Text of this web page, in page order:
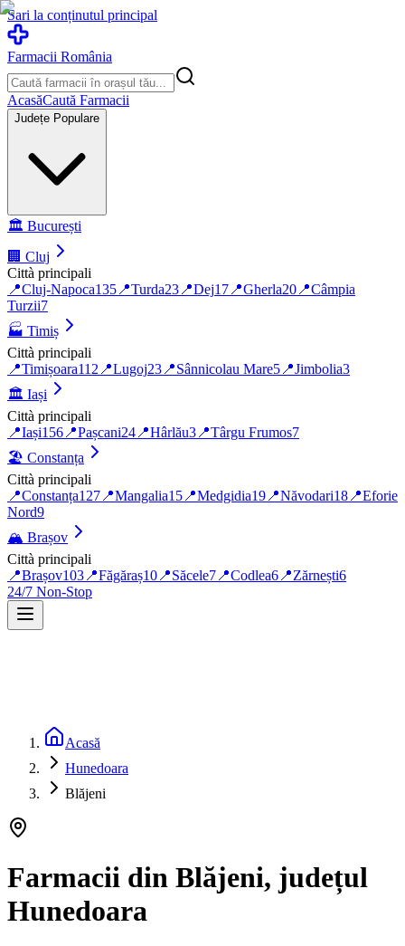
Sari la conținutul principal
Farmacii România
AcasăCaută Farmacii
Județe Populare
🏛️ București
🏢 Cluj
Città principali
📍Cluj-Napoca135 📍Turda23 📍Dej17 📍Gherla20 📍Câmpia
Turzii7
🏭 Timiș
Città principali
📍Timișoara112 📍Lugoj23 📍Sânnicolau Mare5 📍Jimbolia3
🏛️ Iași
Città principali
📍Iași156 📍Pașcani24 📍Hârlău3 📍Târgu Frumos7
🏖️ Constanța
Città principali
📍Constanța127 📍Mangalia15 📍Medgidia19 📍Năvodari18 📍Eforie
Nord9
🏔️ Brașov
Città principali
📍Brașov103 📍Făgăraș10 📍Săcele7 📍Codlea6 📍Zărnești6
24/7 Non-Stop
Acasă
Hunedoara
Blăjeni
Farmacii din Blăjeni, județul
Hunedoara